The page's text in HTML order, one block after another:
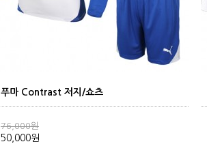
푸마 Contrast 저지/쇼츠
76,000원
50,000원